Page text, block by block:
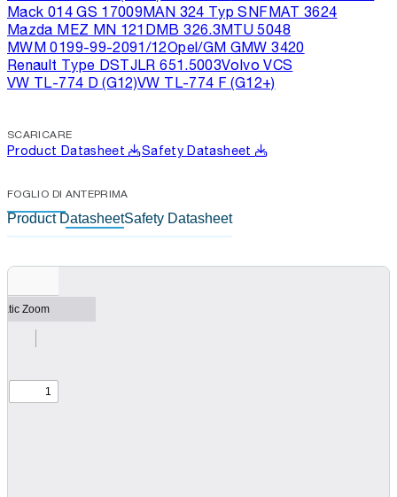
Mack 014 GS 17009MAN 324 Typ SNFMAT 3624
Mazda MEZ MN 121DMB 326.3MTU 5048
MWM 0199-99-2091/12Opel/GM GMW 3420
Renault Type DSTJLR 651.5003Volvo VCS
VW TL-774 D (G12)VW TL-774 F (G12+)
SCARICARE
Product Datasheet Safety Datasheet
FOGLIO DI ANTEPRIMA
Product DatasheetSafety Datasheet